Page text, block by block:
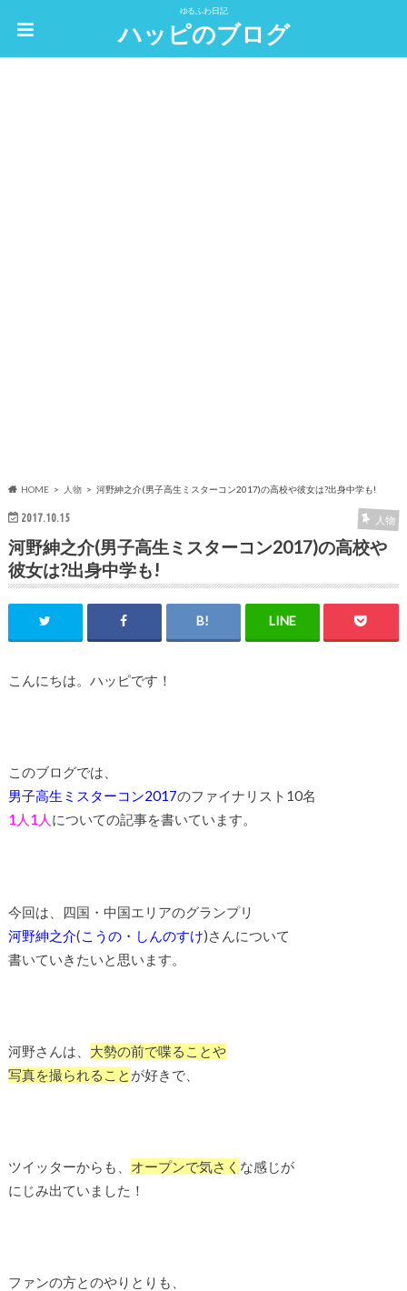
ゆるふわ日記
ハッピのブログ
HOME 人物 河野紳之介(男子高生ミスターコン2017)の高校や彼女は?出身中学も!
2017.10.15 人物
河野紳之介(男子高生ミスターコン2017)の高校や
彼女は?出身中学も!
こんにちは。ハッピです！
このブログでは、
男子高生ミスターコン2017のファイナリスト10名
1人1人 についての記事を書いています。
今回は、四国・中国エリアのグランプリ
河野紳之介(こうの・しんのすけ)さんについて
書いていきたいと思います。
河野さんは、 大勢の前で喋ることや
写真を撮られること が好きで、
ツイッターからも、 オープンで気さく な感じが
にじみ出ていました！
ファンの方とのやりとりも、